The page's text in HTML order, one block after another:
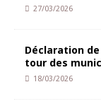
27/03/2026
Déclaration
tour des
18/03/2026